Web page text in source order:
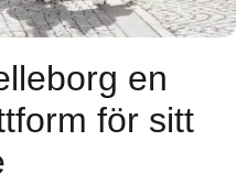
en
för sitt